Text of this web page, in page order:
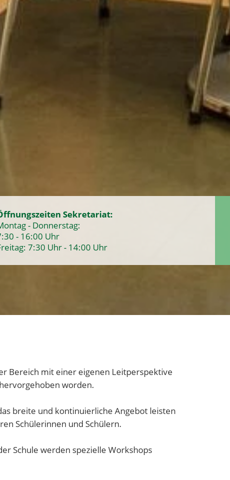
Sekretariat:
- Donnerstag:
- 16:00 Uhr
7:30 Uhr - 14:00 Uhr
Bereich mit einer eigenen Leitperspektive
worden.
breite und kontinuierliche Angebot leisten
Schülerinnen und Schülern.
Schule werden spezielle Workshops